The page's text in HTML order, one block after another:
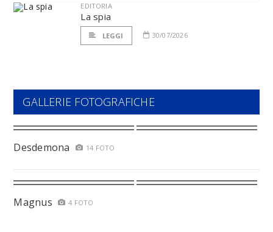
EDITORIA
La spia
LEGGI 30/07/2026
GALLERIE FOTOGRAFICHE
Desdemona 14 FOTO
Magnus 4 FOTO